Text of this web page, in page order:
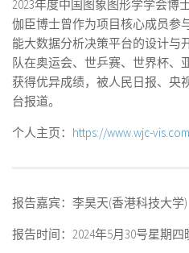
2023年度中国图象图形学学会博
伽臣博士曾作为项目核心成员参
能大数据分析决策平台的设计与
队在奥运会、世乒赛、世界杯、
获得优异成绩，被人民日报、央
台报道。
个人主页： https://www.wjc-
报告嘉宾：李昊天(香港科技大学)
报告时间：2024年5月30号星期四